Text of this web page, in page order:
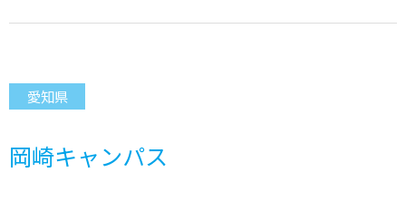
愛知県
岡崎キャンパス